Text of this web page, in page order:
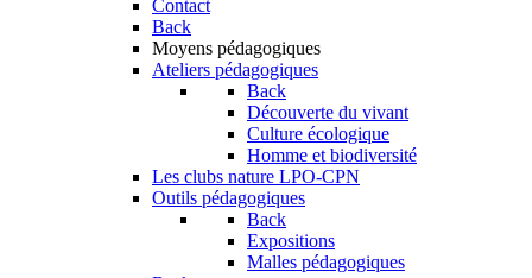
Contact
Back
Moyens pédagogiques
Ateliers pédagogiques
Back
Découverte du vivant
Culture écologique
Homme et biodiversité
Les clubs nature LPO-CPN
Outils pédagogiques
Back
Expositions
Malles pédagogiques